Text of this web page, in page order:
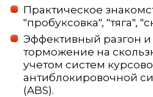
Практическое
"пробуксовка", "тяга",
Эффективный разгон и
торможение на
учетом систем
антиблокировочной
(ABS).